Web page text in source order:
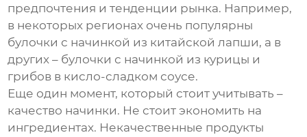
предпочтения и тенденции рынка. Например,
в некоторых регионах очень популярны
булочки с начинкой из китайской лапши, а в
других – булочки с начинкой из курицы и
грибов в кисло-сладком соусе.
Еще один момент, который стоит учитывать –
качество начинки. Не стоит экономить на
ингредиентах. Некачественные продукты